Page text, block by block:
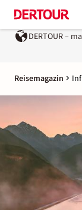
Ein
Reisemagazin